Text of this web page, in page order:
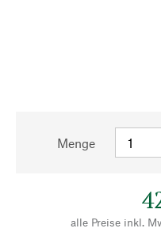
Menge
alle Preise inkl.